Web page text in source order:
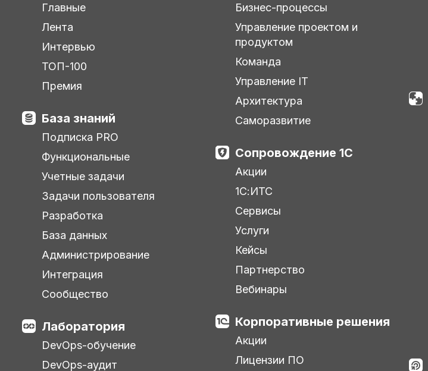
Главные
Лента
Интервью
ТОП-100
Премия
База знаний
Подписка PRO
Функциональные
Учетные задачи
Задачи пользователя
Разработка
База данных
Администрирование
Интеграция
Сообщество
Лаборатория
DevOps-обучение
DevOps-аудит
Бизнес-процессы
Управление проектом и
продуктом
Команда
Управление IT
Архитектура
Саморазвитие
Сопровождение 1С
Акции
1С:ИТС
Сервисы
Услуги
Кейсы
Партнерство
Вебинары
Корпоративные решения
Акции
Лицензии ПО